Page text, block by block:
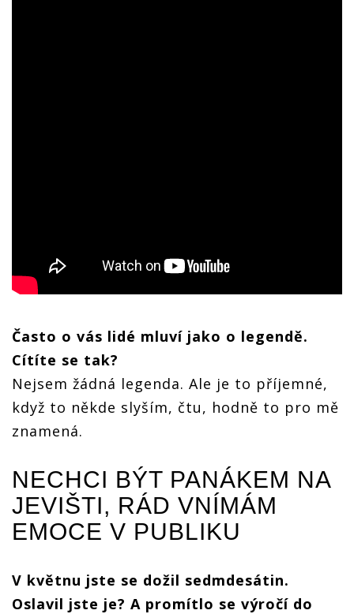
Často o vás lidé mluví jako o legendě.
Cítíte se tak?
Nejsem žádná legenda. Ale je to příjemné,
když to někde slyším, čtu, hodně to pro mě
znamená.
NECHCI BÝT PANÁKEM NA
JEVIŠTI, RÁD VNÍMÁM
EMOCE V PUBLIKU
V květnu jste se dožil sedmdesátin.
Oslavil jste je? A promítlo se výročí do